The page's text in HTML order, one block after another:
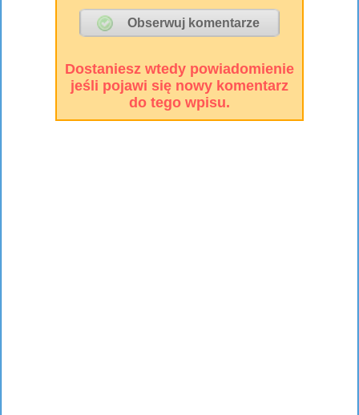
Dostaniesz wtedy powiadomienie
jeśli pojawi się nowy komentarz
do tego wpisu.